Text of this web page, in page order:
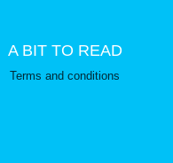
A BIT TO READ
Terms and conditions